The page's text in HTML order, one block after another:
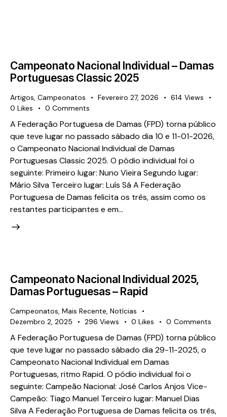
Campeonato Nacional Individual – Damas
Portuguesas Classic 2025
Artigos, Campeonatos Fevereiro 27, 2026 614 Views
0 Likes 0 Comments
A Federação Portuguesa de Damas (FPD) torna público
que teve lugar no passado sábado dia 10 e 11-01-2026,
o Campeonato Nacional Individual de Damas
Portuguesas Classic 2025. O pódio individual foi o
seguinte: Primeiro lugar: Nuno Vieira Segundo lugar:
Mário Silva Terceiro lugar: Luís Sá A Federação
Portuguesa de Damas felicita os três, assim como os
restantes participantes e em…
Campeonato Nacional Individual 2025,
Damas Portuguesas – Rapid
Campeonatos, Mais Recente, Notícias
Dezembro 2, 2025
296 Views 0 Likes 0 Comments
A Federação Portuguesa de Damas (FPD) torna público
que teve lugar no passado sábado dia 29-11-2025, o
Campeonato Nacional Individual em Damas
Portuguesas, ritmo Rapid. O pódio individual foi o
seguinte: Campeão Nacional: José Carlos Anjos Vice-
Campeão: Tiago Manuel Terceiro lugar: Manuel Dias
Silva A Federação Portuguesa de Damas felicita os três,